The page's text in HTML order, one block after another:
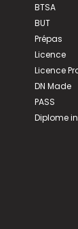
BTSA
BUT
Prépas
Licence
Licence
DN Made
PASS
Diplome